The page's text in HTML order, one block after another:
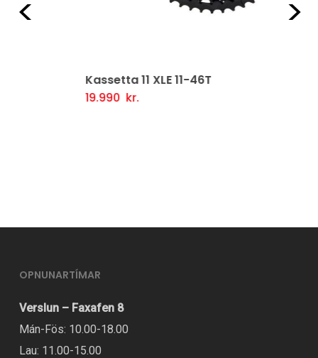
Kassetta 11 XLE 11-46T
kr.
Frekari Upplýsingar
OPNUNARTÍMAR
Verslun – Faxafen 8
Mán-Fös: 10.00-18.00
Lau: 11.00-15.00